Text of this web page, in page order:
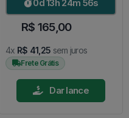
0d 13h 24m 54s
R$ 165,00
4x R$ 41,25 sem juros
Frete Grátis
Dar lance